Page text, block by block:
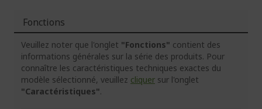
Fonctions
Veuillez noter que l'onglet "Fonctions" contient des
informations générales sur la série des produits. Pour
connaître les caractéristiques techniques exactes du
modèle sélectionné, veuillez cliquer sur l'onglet
"Caractéristiques".